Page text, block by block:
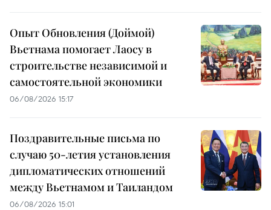
Опыт Обновления (Доймой)
Вьетнама помогает Лаосу в
строительстве независимой и
самостоятельной экономики
06/08/2026 15:17
Поздравительные письма по
случаю 50-летия установления
дипломатических отношений
между Вьетнамом и Таиландом
06/08/2026 15:01